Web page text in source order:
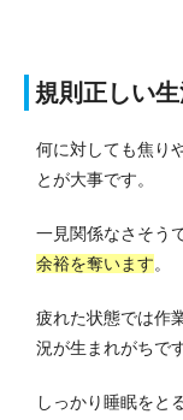
規則正しい
何に対しても焦り
とが大事です。
一見関係なさそう
余裕を奪います。
疲れた状態では作
況が生まれがちです
しっかり睡眠をと